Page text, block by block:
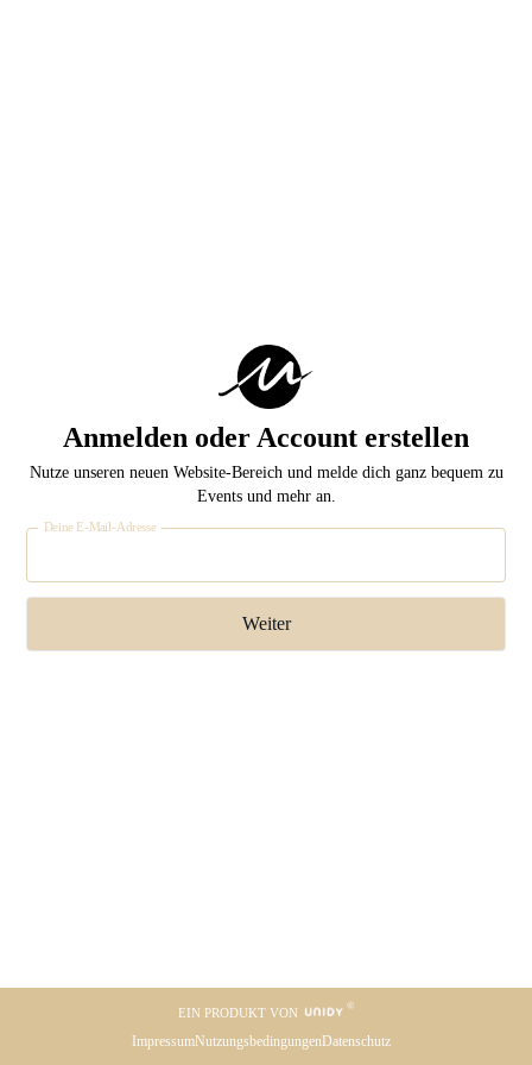
Anmelden oder Account erstellen
Nutze unseren neuen Website-Bereich und melde dich ganz bequem zu
Events und mehr an.
Deine E-Mail-Adresse
EIN PRODUKT VON
ImpressumNutzungsbedingungenDatenschutz